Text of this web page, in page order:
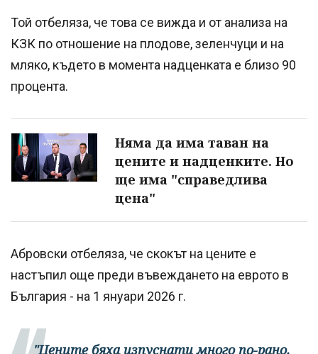
Той отбеляза, че това се вижда и от анализа на
КЗК по отношение на плодове, зеленчуци и на
мляко, където в момента надценката е близо 90
процента.
Няма да има таван на
цените и надценките. Но
ще има "справедлива
цена"
Абровски отбеляза, че скокът на цените е
настъпил още преди въвеждането на еврото в
България - на 1 януари 2026 г.
"Цените бяха изпуснати много по-рано.